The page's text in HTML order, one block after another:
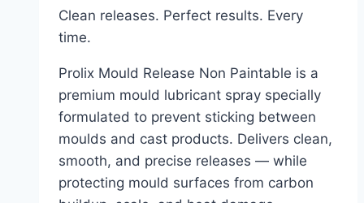
Clean releases. Perfect results. Every
time.
Prolix Mould Release Non Paintable is a
premium mould lubricant spray specially
formulated to prevent sticking between
moulds and cast products. Delivers clean,
smooth, and precise releases — while
protecting mould surfaces from carbon